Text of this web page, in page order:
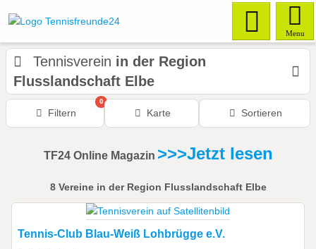
Menu
Tennisverein in der Region
Flusslandschaft Elbe
Filtern
0
Karte Sortieren
TF24 Online Magazin >>>Jetzt lesen
8Vereine in der Region Flusslandschaft Elbe
Tennis-Club Blau-Weiß Lohbrügge e.V.